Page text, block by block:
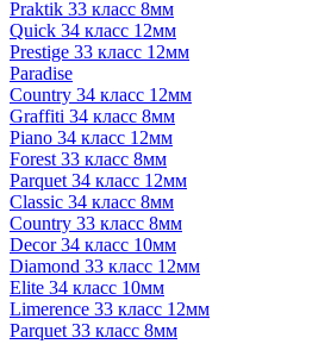
Praktik 33 класс 8мм
Quick 34 класс 12мм
Prestige 33 класс 12мм
Paradise
Country 34 класс 12мм
Graffiti 34 класс 8мм
Piano 34 класс 12мм
Forest 33 класс 8мм
Parquet 34 класс 12мм
Classic 34 класс 8мм
Country 33 класс 8мм
Decor 34 класс 10мм
Diamond 33 класс 12мм
Elite 34 класс 10мм
Limerence 33 класс 12мм
Parquet 33 класс 8мм